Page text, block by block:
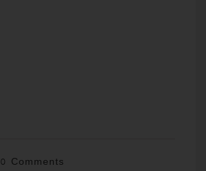
0 Comments